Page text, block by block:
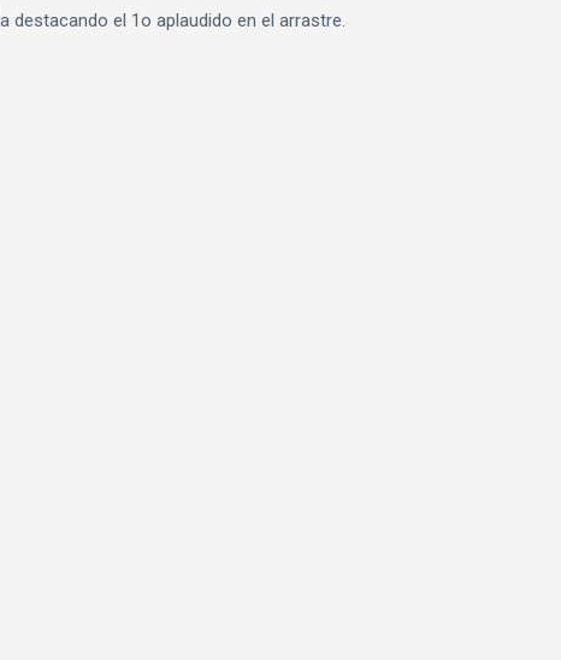
destacando el 1o aplaudido en el arrastre.